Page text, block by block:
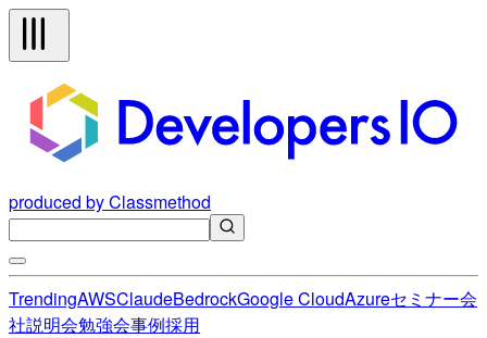
produced by Classmethod
TrendingAWSClaudeBedrockGoogle CloudAzureセミナー会
社説明会勉強会事例採用